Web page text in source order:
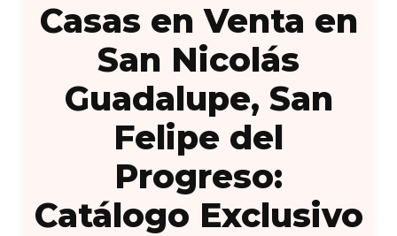
Casas en Venta en
San Nicolás
Guadalupe, San
Felipe del
Progreso:
Catálogo Exclusivo